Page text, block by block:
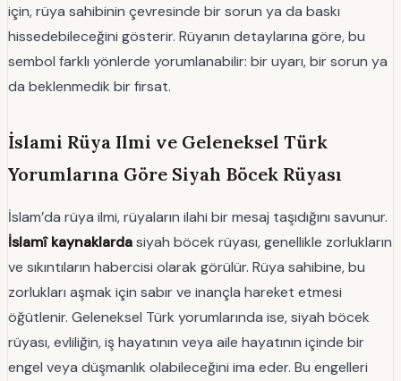
için, rüya sahibinin çevresinde bir sorun ya da baskı
hissedebileceğini gösterir. Rüyanın detaylarına göre, bu
sembol farklı yönlerde yorumlanabilir: bir uyarı, bir sorun ya
da beklenmedik bir fırsat.
İslami Rüya Ilmi ve Geleneksel Türk
Yorumlarına Göre Siyah Böcek Rüyası
İslam’da rüya ilmi, rüyaların ilahi bir mesaj taşıdığını savunur.
İslamî kaynaklardasiyah böcek rüyası, genellikle zorlukların
ve sıkıntıların habercisi olarak görülür. Rüya sahibine, bu
zorlukları aşmak için sabır ve inançla hareket etmesi
öğütlenir. Geleneksel Türk yorumlarında ise, siyah böcek
rüyası, evliliğin, iş hayatının veya aile hayatının içinde bir
engel veya düşmanlık olabileceğini ima eder. Bu engelleri